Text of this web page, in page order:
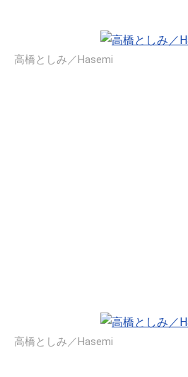
高橋としみ／Hasemi
高橋としみ／Hasemi